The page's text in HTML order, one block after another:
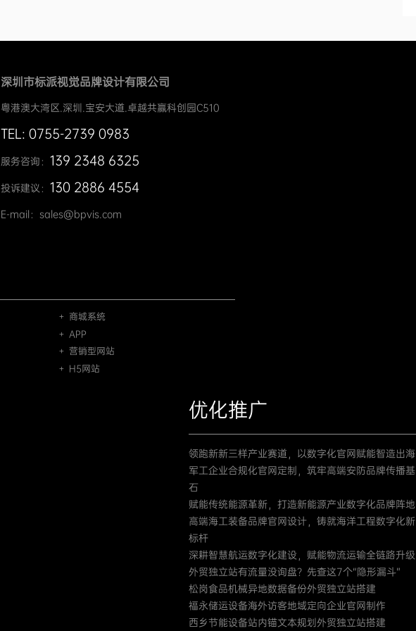
深圳市标派视觉品牌设计有限公司
粤港澳大湾区.深圳.宝安大道.卓越共赢科创园C510
TEL: 0755-2739 0983
服务咨询： 139 2348 6325
投诉建议： 130 2886 4554
E-mail：sales@bpvis.com
＋ 商城系统
＋ APP
＋ 营销型网站
＋ H5网站
优化推广
领跑新新三样产业赛道，以数字化官网赋能智造出海
军工企业合规化官网定制，筑牢高端安防品牌传播基
石
赋能传统能源革新，打造新能源产业数字化品牌阵地
高端海工装备品牌官网设计，铸就海洋工程数字化新
标杆
深耕智慧航运数字化建设，赋能物流运输全链路升级
外贸独立站有流量没询盘？先查这7个“隐形漏斗”
松岗食品机械异地数据备份外贸独立站搭建
福永储运设备海外访客地域定向企业官网制作
西乡节能设备站内锚文本规划外贸独立站搭建